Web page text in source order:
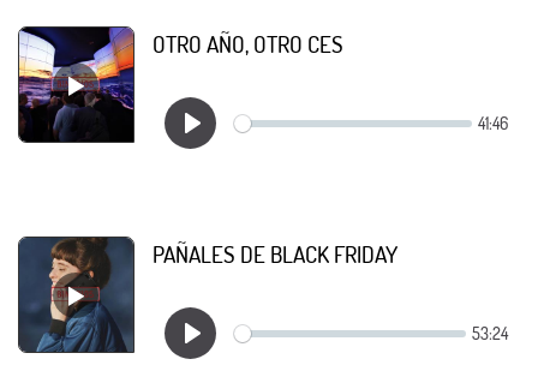
OTRO AÑO, OTRO CES
PAÑALES DE BLACK FRIDAY